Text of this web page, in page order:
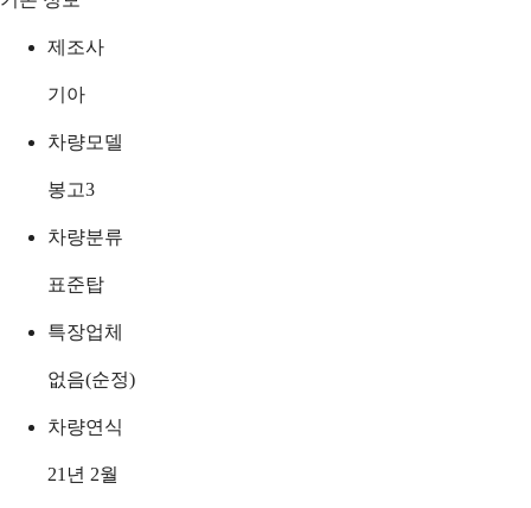
제조사
기아
차량모델
봉고3
차량분류
표준탑
특장업체
없음(순정)
차량연식
21년 2월